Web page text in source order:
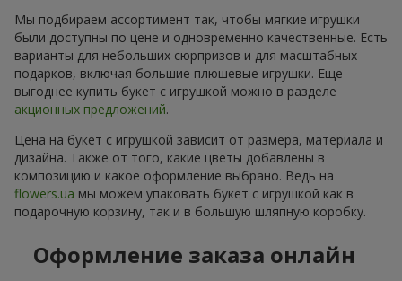
Мы подбираем ассортимент так, чтобы мягкие игрушки
были доступны по цене и одновременно качественные. Есть
варианты для небольших сюрпризов и для масштабных
подарков, включая большие плюшевые игрушки. Еще
выгоднее купить букет с игрушкой можно в разделе
акционных предложений.
Цена на букет с игрушкой зависит от размера, материала и
дизайна. Также от того, какие цветы добавлены в
композицию и какое оформление выбрано. Ведь на
flowers.ua мы можем упаковать букет с игрушкой как в
подарочную корзину, так и в большую шляпную коробку.
Оформление заказа онлайн